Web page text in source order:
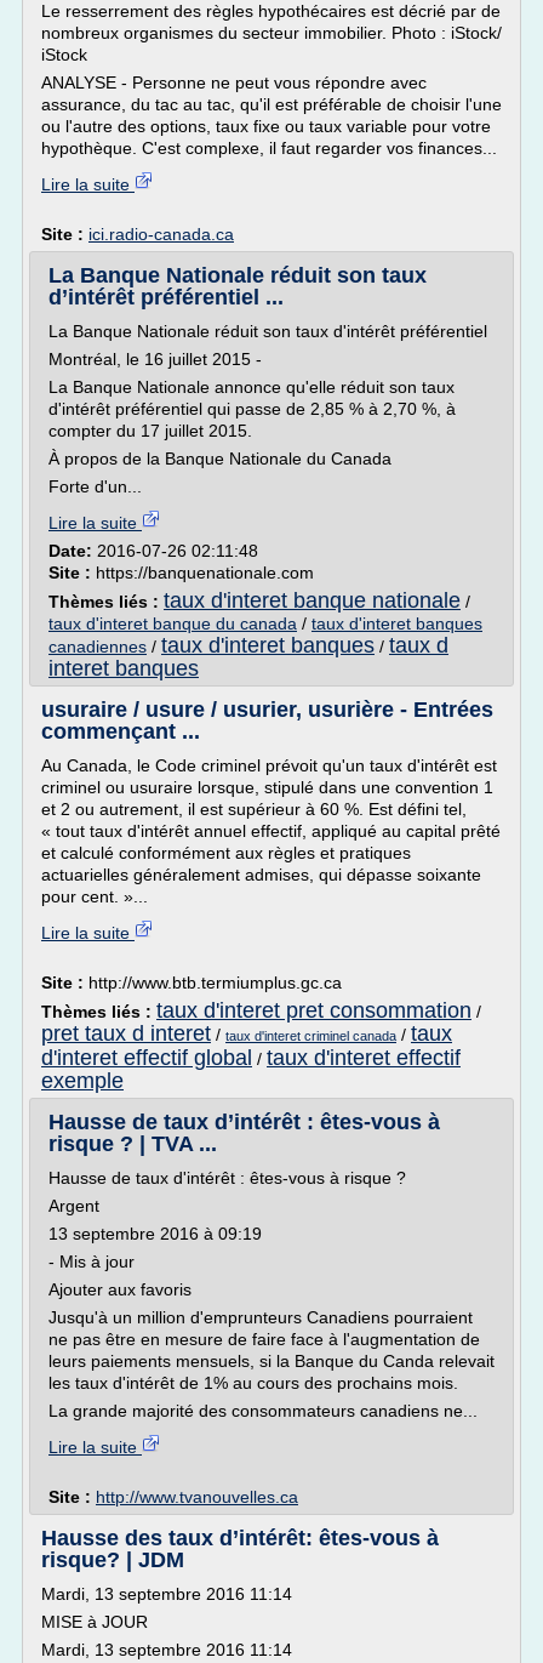
Le resserrement des règles hypothécaires est décrié par de
nombreux organismes du secteur immobilier. Photo : iStock/
iStock
ANALYSE - Personne ne peut vous répondre avec
assurance, du tac au tac, qu'il est préférable de choisir l'une
ou l'autre des options, taux fixe ou taux variable pour votre
hypothèque. C'est complexe, il faut regarder vos finances...
Lire la suite
Site : ici.radio-canada.ca
La Banque Nationale réduit son taux
d’intérêt préférentiel ...
La Banque Nationale réduit son taux d'intérêt préférentiel
Montréal, le 16 juillet 2015 -
La Banque Nationale annonce qu'elle réduit son taux
d'intérêt préférentiel qui passe de 2,85 % à 2,70 %, à
compter du 17 juillet 2015.
À propos de la Banque Nationale du Canada
Forte d'un...
Lire la suite
Date: 2016-07-26 02:11:48
Site : https://banquenationale.com
Thèmes liés : taux d'interet banque nationale /
taux d'interet banque du canada / taux d'interet banques
canadiennes / taux d'interet banques / taux d
interet banques
usuraire / usure / usurier, usurière - Entrées
commençant ...
Au Canada, le Code criminel prévoit qu'un taux d'intérêt est
criminel ou usuraire lorsque, stipulé dans une convention 1
et 2 ou autrement, il est supérieur à 60 %. Est défini tel,
« tout taux d'intérêt annuel effectif, appliqué au capital prêté
et calculé conformément aux règles et pratiques
actuarielles généralement admises, qui dépasse soixante
pour cent. »...
Lire la suite
Site : http://www.btb.termiumplus.gc.ca
Thèmes liés : taux d'interet pret consommation /
pret taux d interet / taux d'interet criminel canada / taux
d'interet effectif global / taux d'interet effectif
exemple
Hausse de taux d’intérêt : êtes-vous à
risque ? | TVA ...
Hausse de taux d'intérêt : êtes-vous à risque ?
Argent
13 septembre 2016 à 09:19
- Mis à jour
Ajouter aux favoris
Jusqu'à un million d'emprunteurs Canadiens pourraient
ne pas être en mesure de faire face à l'augmentation de
leurs paiements mensuels, si la Banque du Canda relevait
les taux d'intérêt de 1% au cours des prochains mois.
La grande majorité des consommateurs canadiens ne...
Lire la suite
Site : http://www.tvanouvelles.ca
Hausse des taux d’intérêt: êtes-vous à
risque? | JDM
Mardi, 13 septembre 2016 11:14
MISE à JOUR
Mardi, 13 septembre 2016 11:14